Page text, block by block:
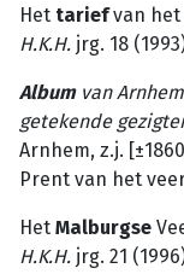
Het tariefvan het
H.K.H. jrg. 18
Album van
getekende
Arnhem, z.j.
Prent van het
Het Malburgse
H.K.H. jrg. 21